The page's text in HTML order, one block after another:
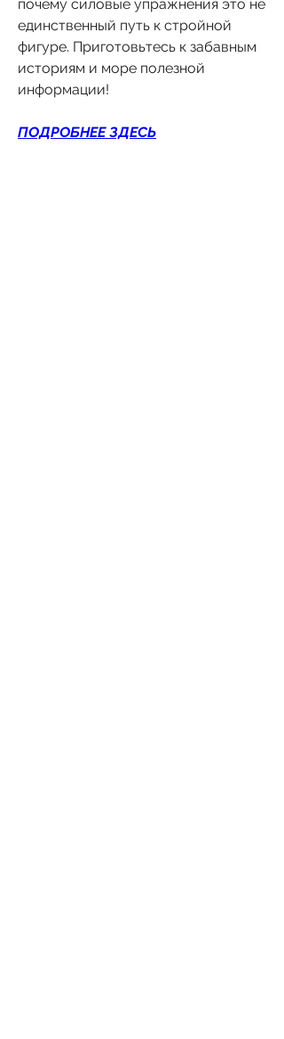
почему силовые упражнения это не
единственный путь к стройной
фигуре. Приготовьтесь к забавным
историям и море полезной
информации!
ПОДРОБНЕЕ ЗДЕСЬ